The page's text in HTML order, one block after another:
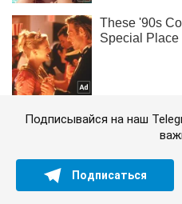
Подписывайся на наш
Подписаться